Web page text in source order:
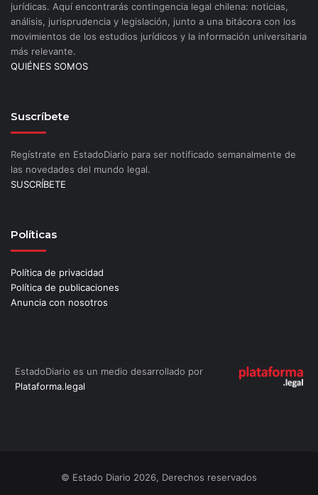
jurídicas. Aquí encontrarás contingencia legal chilena: noticias,
análisis, jurisprudencia y legislación, junto a una bitácora con los
movimientos de los estudios jurídicos y la información universitaria
más relevante.
QUIÉNES SOMOS
Suscríbete
Regístrate en EstadoDiario para ser notificado semanalmente de
las novedades del mundo legal.
SUSCRÍBETE
Políticas
Política de privacidad
Política de publicaciones
Anuncia con nosotros
EstadoDiario es un medio desarrollado por
Plataforma.legal
© Estado Diario 2026, Derechos reservados